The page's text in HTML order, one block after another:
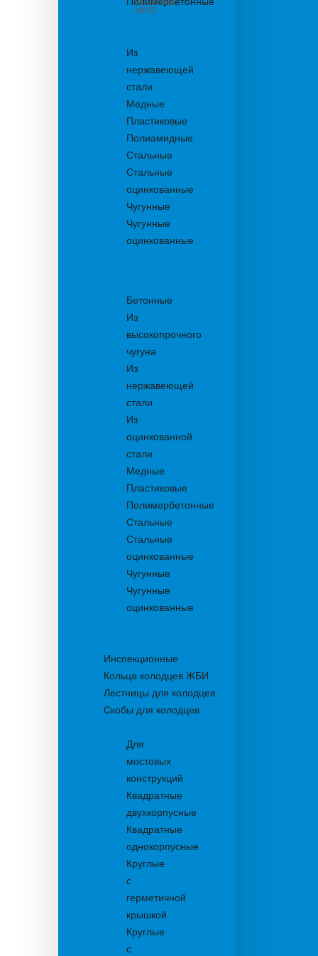
из бетона
М600
Из
нержавеющей
стали
Медные
Пластиковые
Полиамидные
Стальные
Стальные
оцинкованные
Чугунные
Чугунные
оцинкованные
Бетонные
Из
высокопрочного
чугуна
Из
нержавеющей
стали
Из
оцинкованной
стали
Медные
Пластиковые
Полимербетонные
Стальные
Стальные
оцинкованные
Чугунные
Чугунные
оцинкованные
Инспекционные
Кольца колодцев ЖБИ
Лестницы для колодцев
Скобы для колодцев
Для
мостовых
конструкций
Квадратные
двухкорпусные
Квадратные
однокорпусные
Круглые
с
герметичной
крышкой
Круглые
с